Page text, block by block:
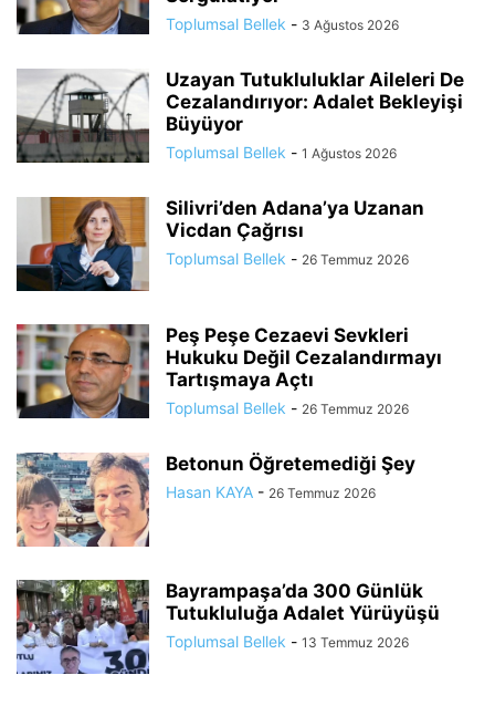
Toplumsal Bellek - 3 Ağustos 2026
Uzayan Tutukluluklar Aileleri De
Cezalandırıyor: Adalet Bekleyişi
Büyüyor
Toplumsal Bellek - 1 Ağustos 2026
Silivri’den Adana’ya Uzanan
Vicdan Çağrısı
Toplumsal Bellek - 26 Temmuz 2026
Peş Peşe Cezaevi Sevkleri
Hukuku Değil Cezalandırmayı
Tartışmaya Açtı
Toplumsal Bellek - 26 Temmuz 2026
Betonun Öğretemediği Şey
Hasan KAYA - 26 Temmuz 2026
Bayrampaşa’da 300 Günlük
Tutukluluğa Adalet Yürüyüşü
Toplumsal Bellek - 13 Temmuz 2026